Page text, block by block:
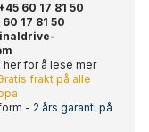
60 17 81 50
60 17 81 50
for å lese mer
frakt på alle
- 2 års garanti på